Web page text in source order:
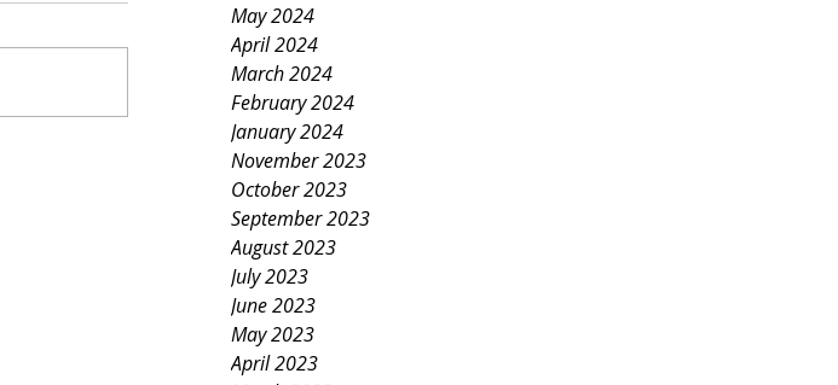
May 2024
April 2024
March 2024
February 2024
January 2024
November 2023
October 2023
September 2023
August 2023
July 2023
June 2023
May 2023
April 2023